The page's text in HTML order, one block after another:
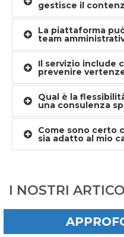
gestisce il
La piattaforma
team
Il servizio include
prevenire
Qual è la
una consulenza
Come sono certo
sia adatto al mio
I NOSTRI